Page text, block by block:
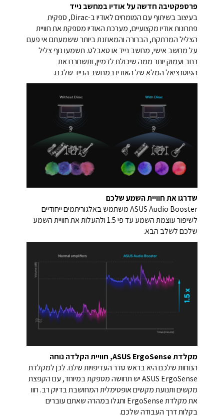
פרספקטיבה חדשה על אודיו במחשב נייד
בעיצוב בשיתוף עם המומחים לאודיו ב-Dirac, ספקית
פתרונות אודיו מקצועיים, מערכת האודיו מספקת את חוויית
הצליל המרתקת, הברורה והמאוזנת ביותר ששמעתם אי פעם
על מחשב אישי, מחשב נייד או טאבלט. תשמעו נוף צליל
רחב ועמוק יותר ממה שיכולת לדמיין, ותשחררו את
הפוטנציאל המלא של האודיו במחשב הנייד שלכם.
שדרגו את חוויית השמע שלכם
ASUS Audio Booster משתמש באלגוריתמים ייחודיים
לשיפור עוצמת השמע עד פי 1.5 ולהעלות את חוויית השמע
שלכם לשלב הבא.
מקלדת ASUS ErgoSense, חוויית הקלדה נוחה
הנוחות שלכם היא בראש סדר העדיפויות שלנו. לכן למקלדת
ASUS ErgoSense יש תחושה מספקת במיוחד, עם הקפצת
מקשים ותנועת מקשים אופטימלית המחושבת בדיוק רב. חוו
את מקלדת ErgoSense ותגלו במהרה שאתם עוברים
בקלות דרך העבודה שלכם.